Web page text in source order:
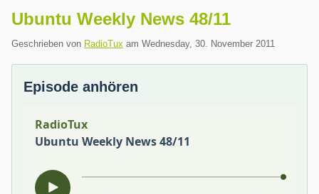
Ubuntu Weekly News 48/11
Geschrieben von RadioTux am Wednesday, 30. November 2011
Episode anhören